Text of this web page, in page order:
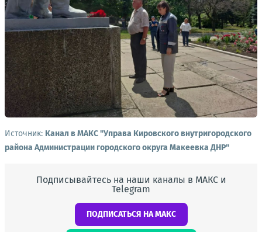
Источник: Канал в МАКС "Управа Кировского внутригородского
района Администрации городского округа Макеевка ДНР"
Подписывайтесь на наши каналы в МАКС и
Telegram
ПОДПИСАТЬСЯ НА МАКС